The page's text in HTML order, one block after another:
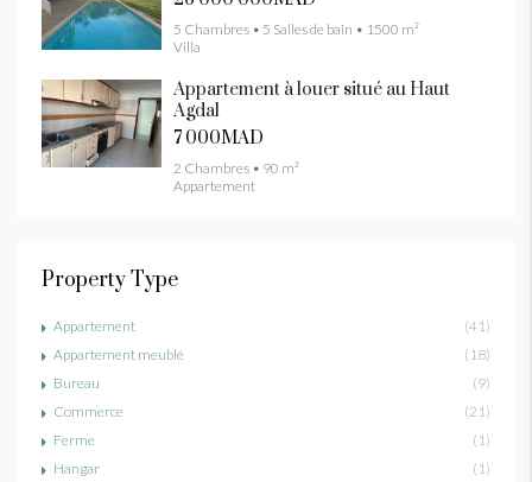
5 Chambres • 5 Salles de bain • 1500 m²
Villa
Appartement à louer situé au Haut
Agdal
7 000MAD
2 Chambres • 90 m²
Appartement
Property Type
Appartement
(41)
Appartement meublé
(18)
Bureau
(9)
Commerce
(21)
Ferme
(1)
Hangar
(1)